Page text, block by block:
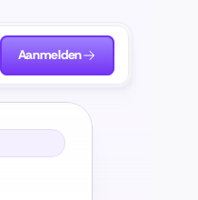
Aanmelden